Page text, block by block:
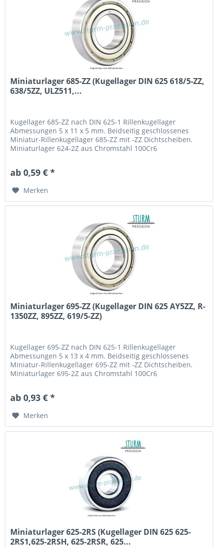
Miniaturlager 685-ZZ (Kugellager DIN 625 618/5-ZZ,
638/5ZZ, ULZ511,...
Kugellager 685-ZZ nach DIN 625-1 Rillenkugellager
Abmessungen 5 x 11 x 5 mm. Beidseitig geschlossenes
Miniatur-Rillenkugellager 685-ZZ mit -ZZ Dichtscheiben.
Miniaturlager 624-2Z aus Chromstahl 100Cr6
638/5ZZ, ULZ511, UL50CHH, L-1150ZZ, W685ZZ, 685-2Z
ab 0,59 € *
Merken
Miniaturlager 695-ZZ (Kugellager DIN 625 AY5ZZ, R-
1350ZZ, 895ZZ, 619/5-ZZ)
Kugellager 695-ZZ nach DIN 625-1 Rillenkugellager
Abmessungen 5 x 13 x 4 mm. Beidseitig geschlossenes
Miniatur-Rillenkugellager 695-ZZ mit -ZZ Dichtscheiben.
Miniaturlager 695-2Z aus Chromstahl 100Cr6
1350ZZ, 895ZZ, 619/5-ZZ, 695 2Z
ab 0,93 € *
Merken
Miniaturlager 625-2RS (Kugellager DIN 625 625-
2RS1,625-2RSH, 625-2RSR, 625...